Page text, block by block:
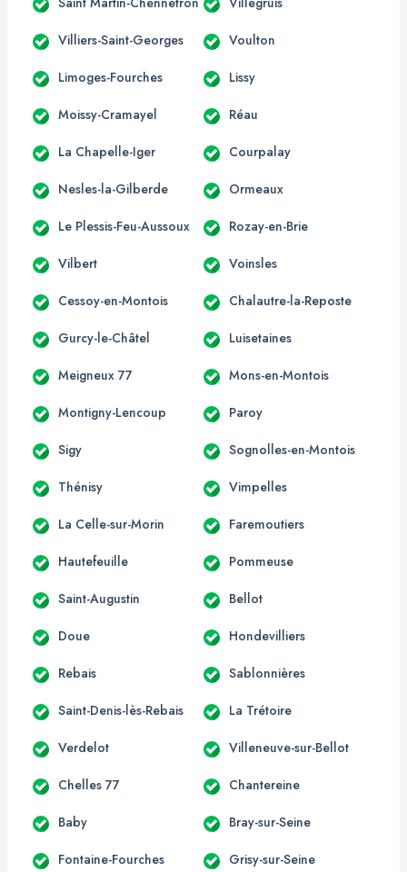
Villiers-Saint-Georges Voulton
Limoges-Fourches Lissy
Moissy-Cramayel Réau
La Chapelle-Iger Courpalay
Nesles-la-Gilberde Ormeaux
Le Plessis-Feu-Aussoux Rozay-en-Brie
Vilbert Voinsles
Cessoy-en-Montois Chalautre-la-Reposte
Gurcy-le-Châtel Luisetaines
Meigneux 77 Mons-en-Montois
Montigny-Lencoup Paroy
Sigy Sognolles-en-Montois
Thénisy Vimpelles
La Celle-sur-Morin Faremoutiers
Hautefeuille Pommeuse
Saint-Augustin Bellot
Doue Hondevilliers
Rebais Sablonnières
Saint-Denis-lès-Rebais La Trétoire
Verdelot Villeneuve-sur-Bellot
Chelles 77 Chantereine
Baby Bray-sur-Seine
Fontaine-Fourches Grisy-sur-Seine